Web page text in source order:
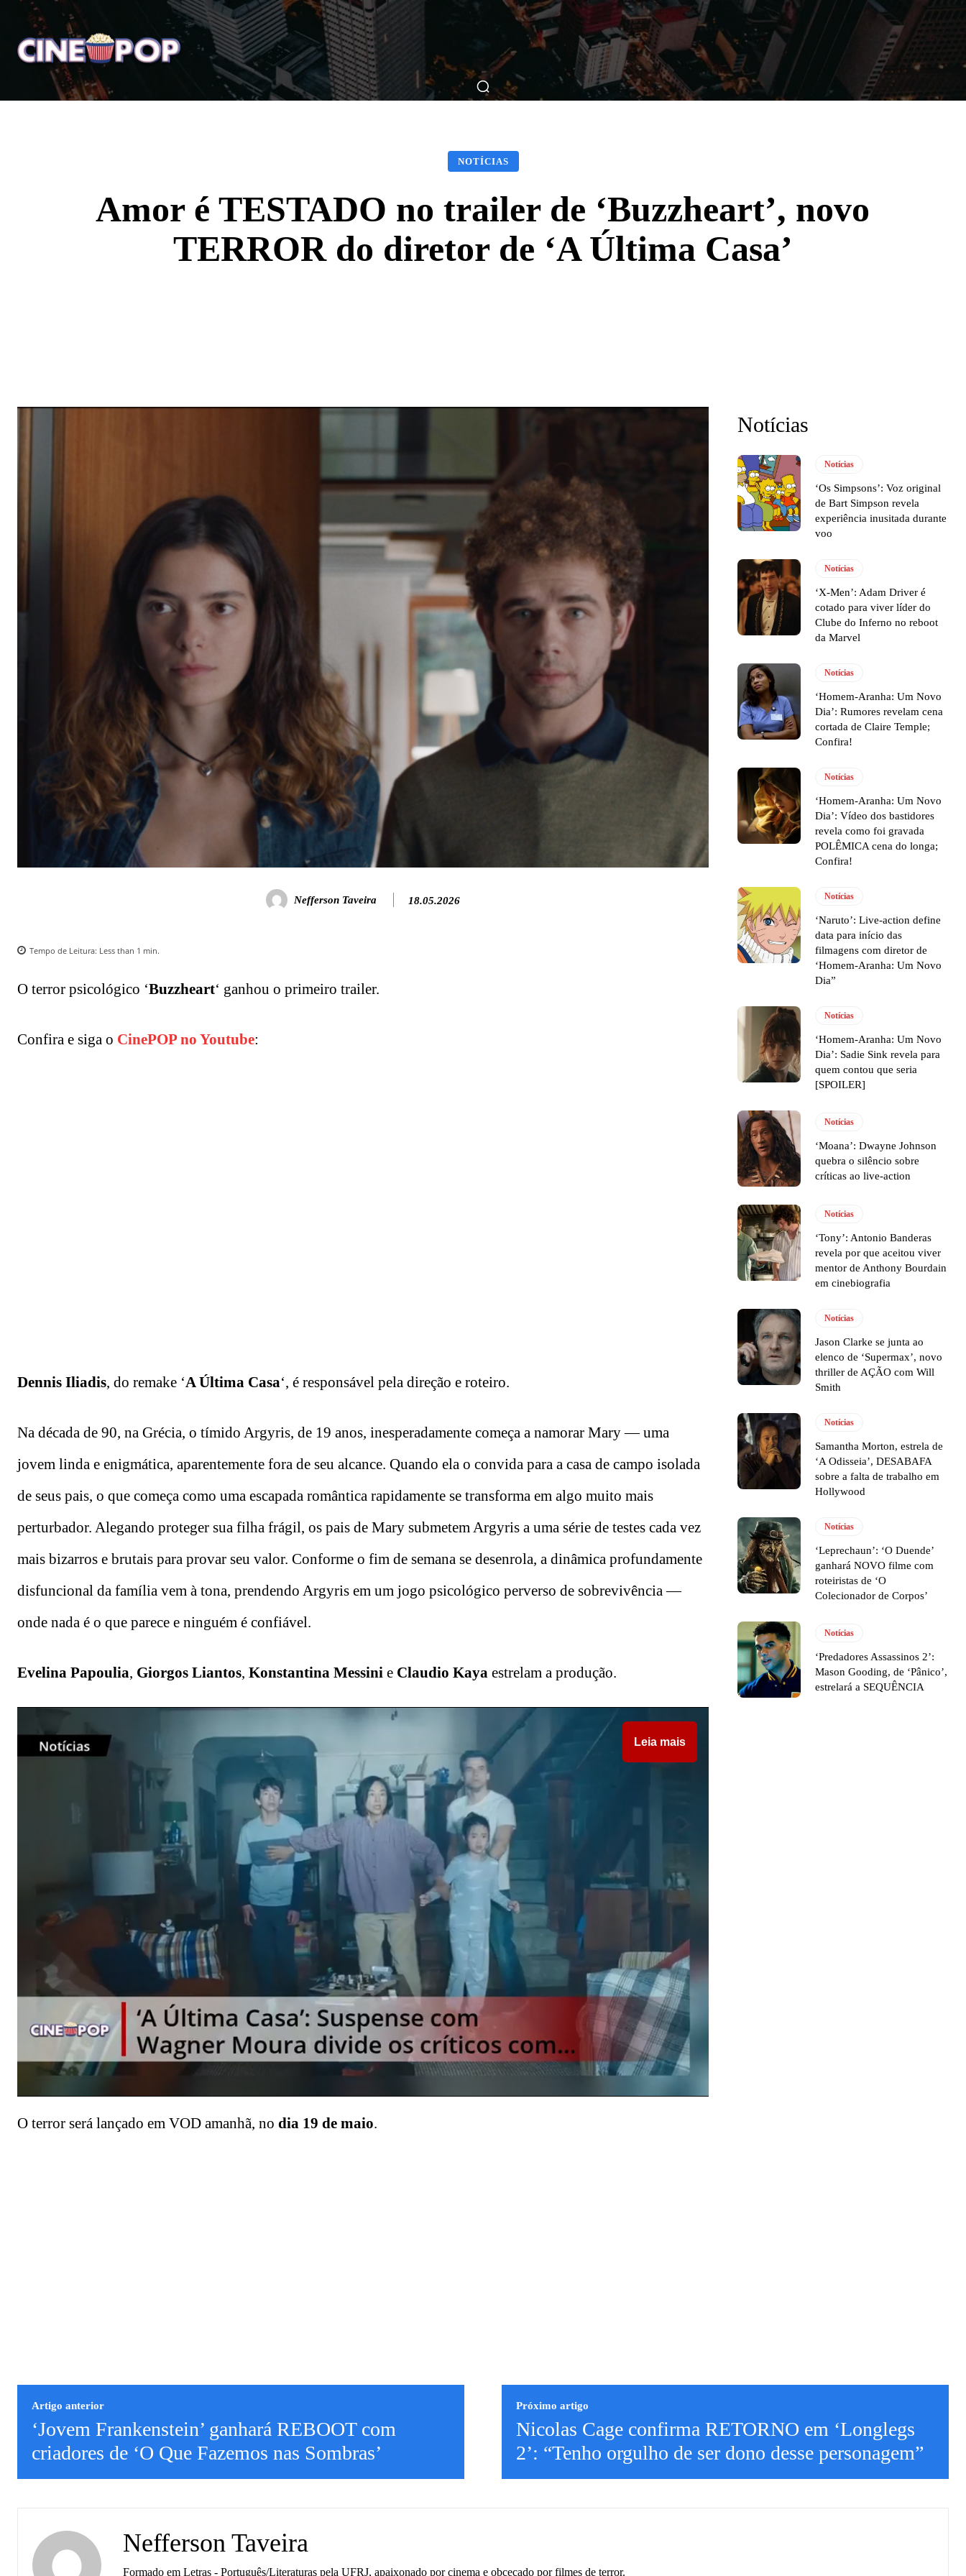
Home Notícias Críticas Breve Nos Cinemas Matérias Nos Cinemas Filmes Séries Música Gênero
NOTÍCIAS
Amor é TESTADO no trailer de ‘Buzzheart’, novo
TERROR do diretor de ‘A Última Casa’
Nefferson Taveira 18.05.2026
Tempo de Leitura: Less than 1 min.
O terror psicológico ‘Buzzheart‘ ganhou o primeiro trailer.
Confira e siga o CinePOP no Youtube:
Dennis Iliadis, do remake ‘A Última Casa‘, é responsável pela direção e roteiro.
Na década de 90, na Grécia, o tímido Argyris, de 19 anos, inesperadamente começa a namorar Mary — uma
jovem linda e enigmática, aparentemente fora de seu alcance. Quando ela o convida para a casa de campo isolada
de seus pais, o que começa como uma escapada romântica rapidamente se transforma em algo muito mais
perturbador. Alegando proteger sua filha frágil, os pais de Mary submetem Argyris a uma série de testes cada vez
mais bizarros e brutais para provar seu valor. Conforme o fim de semana se desenrola, a dinâmica profundamente
disfuncional da família vem à tona, prendendo Argyris em um jogo psicológico perverso de sobrevivência —
onde nada é o que parece e ninguém é confiável.
Evelina Papoulia, Giorgos Liantos, Konstantina Messini e Claudio Kaya estrelam a produção.
Leia mais
O terror será lançado em VOD amanhã, no dia 19 de maio.
Notícias
Notícias
‘Os Simpsons’: Voz original
de Bart Simpson revela
experiência inusitada durante
voo
Notícias
‘X-Men’: Adam Driver é
cotado para viver líder do
Clube do Inferno no reboot
da Marvel
Notícias
‘Homem-Aranha: Um Novo
Dia’: Rumores revelam cena
cortada de Claire Temple;
Confira!
Notícias
‘Homem-Aranha: Um Novo
Dia’: Vídeo dos bastidores
revela como foi gravada
POLÊMICA cena do longa;
Confira!
Notícias
‘Naruto’: Live-action define
data para início das
filmagens com diretor de
‘Homem-Aranha: Um Novo
Dia”
Notícias
‘Homem-Aranha: Um Novo
Dia’: Sadie Sink revela para
quem contou que seria
[SPOILER]
Notícias
‘Moana’: Dwayne Johnson
quebra o silêncio sobre
críticas ao live-action
Notícias
‘Tony’: Antonio Banderas
revela por que aceitou viver
mentor de Anthony Bourdain
em cinebiografia
Notícias
Jason Clarke se junta ao
elenco de ‘Supermax’, novo
thriller de AÇÃO com Will
Smith
Notícias
Samantha Morton, estrela de
‘A Odisseia’, DESABAFA
sobre a falta de trabalho em
Hollywood
Notícias
‘Leprechaun’: ‘O Duende’
ganhará NOVO filme com
roteiristas de ‘O
Colecionador de Corpos’
Notícias
‘Predadores Assassinos 2’:
Mason Gooding, de ‘Pânico’,
estrelará a SEQUÊNCIA
Artigo anterior
‘Jovem Frankenstein’ ganhará REBOOT com
criadores de ‘O Que Fazemos nas Sombras’
Próximo artigo
Nicolas Cage confirma RETORNO em ‘Longlegs
2’: “Tenho orgulho de ser dono desse personagem”
Nefferson Taveira
Formado em Letras - Português/Literaturas pela UFRJ, apaixonado por cinema e obcecado por filmes de terror.